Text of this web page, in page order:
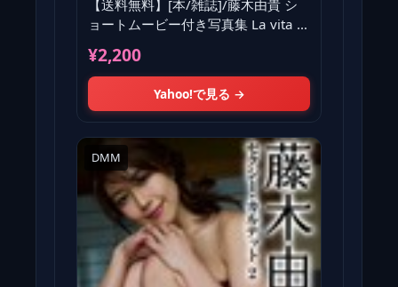
【送料無料】[本/雑誌]/藤木由貴 シ
ョートムービー付き写真集 La vita e
¥2,200
Yahoo!で見る →
DMM